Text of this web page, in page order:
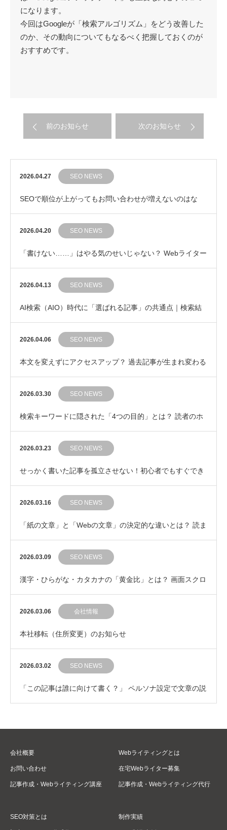
になります。
今回はGoogleが「検索アルゴリズム」をどう改善した
のか、その動向についてもなるべく把握しておくのが
おすすめです。
前のお知らせ 次のお知らせ
2026.04.27 SEO NEWS
SEOで順位が上がってもお問い合わせが増えないのはな
ぜ？ 成果につながるキーワード選びの考え方
2026.04.20 SEO NEWS
「書けない……」はやる気のせいじゃない？ Webライター
の集中力を守る「ポモドーロ・テクニック」のす…
2026.04.13 SEO NEWS
AI検索（AIO）時代に「選ばれる記事」の共通点｜検索結
果の“その先”を提示するライティング
2026.04.06 SEO NEWS
本文を変えずにアクセスアップ？ 過去記事が生まれ変わる
「タイトル修正」3つのポイント
2026.03.30 SEO NEWS
検索キーワードに隠された「4つの目的」とは？ 読者のホ
ンネを見抜く検索意図の基本
2026.03.23 SEO NEWS
せっかく書いた記事を孤立させない！初心者でもすぐでき
る「内部リンク」の自然な繋ぎ方
2026.03.16 SEO NEWS
「紙の文章」と「Webの文章」の決定的な違いとは？ 読ま
れるWeb記事の鉄則
2026.03.09 SEO NEWS
漢字・ひらがな・カタカナの「黄金比」とは？ 画面スクロ
ールの手を止めない文章の見た目コントロール
2026.03.06 会社情報
本社移転（住所変更）のお知らせ
2026.03.02 SEO NEWS
「この記事は誰に向けて書く？」 ペルソナ設定で文章の説
会社概要
お問い合わせ
記事作成・Webライティング講座
Webライティングとは
在宅Webライター募集
記事作成・Webライティング代行
SEO対策とは 制作実績